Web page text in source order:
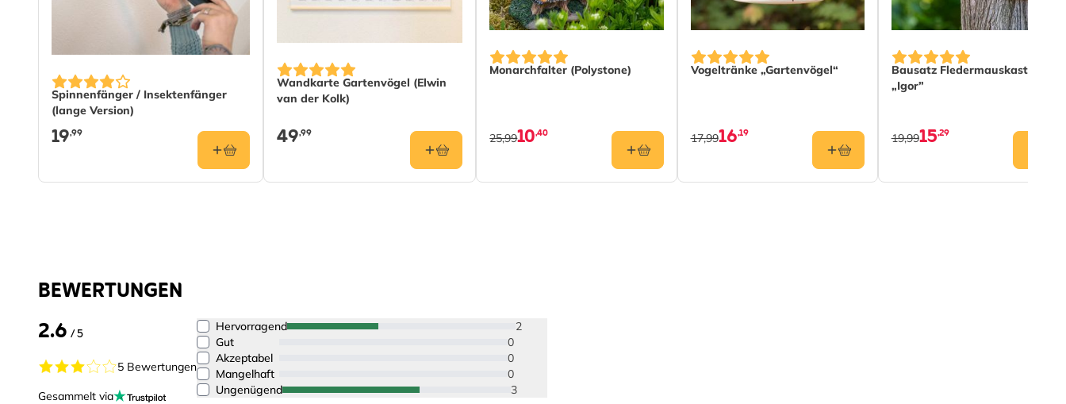
Spinnenfänger / Insektenfänger
(lange Version)
19,99
Wandkarte Gartenvögel (Elwin
van der Kolk)
49,99
Monarchfalter (Polystone)
10,40
25,99
Vogeltränke „Gartenvögel“
16,19
17,99
Bausatz Fledermauskasten
„Igor”
15,29
19,99
BEWERTUNGEN
2.6 / 5
5 Bewertungen
Gesammelt via
Hervorragend
2
Gut
0
Akzeptabel
0
Mangelhaft
0
Ungenügend
3